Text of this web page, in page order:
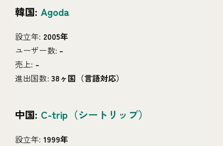
韓国: Agoda
設立年: 2005年
ユーザー数: –
売上: –
進出国数: 38ヶ国（言語対応）
中国: C-trip（シートリップ）
設立年: 1999年